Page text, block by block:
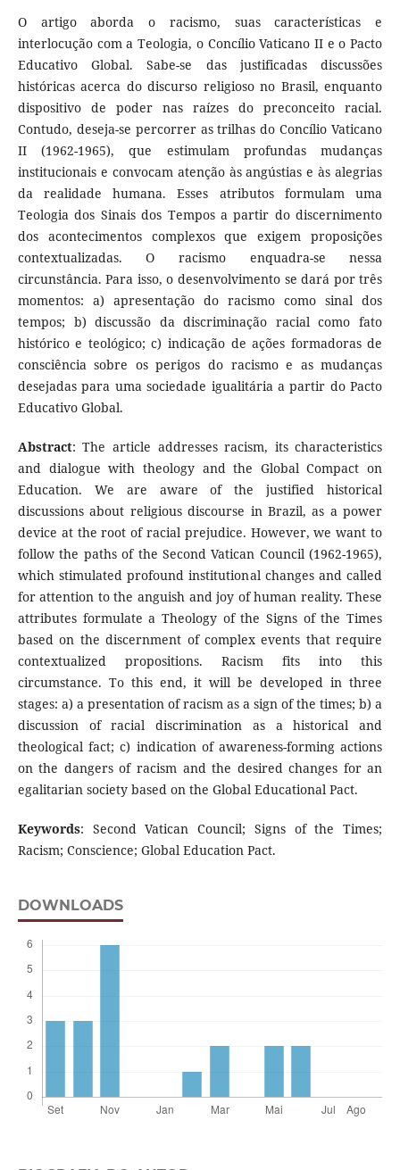
O artigo aborda o racismo, suas características e
interlocução com a Teologia, o Concílio Vaticano II e o Pacto
Educativo Global. Sabe-se das justificadas discussões
históricas acerca do discurso religioso no Brasil, enquanto
dispositivo de poder nas raízes do preconceito racial.
Contudo, deseja-se percorrer as trilhas do Concílio Vaticano
II (1962-1965), que estimulam profundas mudanças
institucionais e convocam atenção às angústias e às alegrias
da realidade humana. Esses atributos formulam uma
Teologia dos Sinais dos Tempos a partir do discernimento
dos acontecimentos complexos que exigem proposições
contextualizadas. O racismo enquadra-se nessa
circunstância. Para isso, o desenvolvimento se dará por três
momentos: a) apresentação do racismo como sinal dos
tempos; b) discussão da discriminação racial como fato
histórico e teológico; c) indicação de ações formadoras de
consciência sobre os perigos do racismo e as mudanças
desejadas para uma sociedade igualitária a partir do Pacto
Educativo Global.
Abstract: The article addresses racism, its characteristics
and dialogue with theology and the Global Compact on
Education. We are aware of the justified historical
discussions about religious discourse in Brazil, as a power
device at the root of racial prejudice. However, we want to
follow the paths of the Second Vatican Council (1962-1965),
which stimulated profound institutional changes and called
for attention to the anguish and joy of human reality. These
attributes formulate a Theology of the Signs of the Times
based on the discernment of complex events that require
contextualized propositions. Racism fits into this
circumstance. To this end, it will be developed in three
stages: a) a presentation of racism as a sign of the times; b) a
discussion of racial discrimination as a historical and
theological fact; c) indication of awareness-forming actions
on the dangers of racism and the desired changes for an
egalitarian society based on the Global Educational Pact.
Keywords: Second Vatican Council; Signs of the Times;
Racism; Conscience; Global Education Pact.
DOWNLOADS